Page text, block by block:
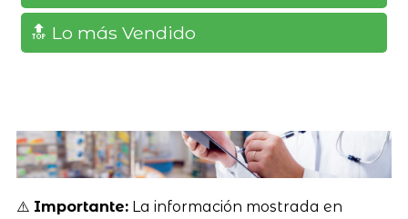
🔝 Lo más Vendido
⚠️ Importante:La información mostrada en